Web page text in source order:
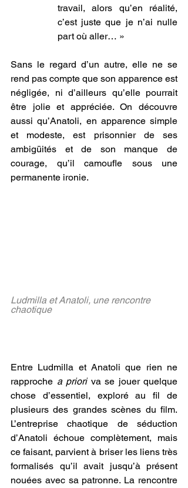
travail, alors qu’en réalité,
c’est juste que je n’ai nulle
part où aller… »
Sans le regard d’un autre, elle ne se
rend pas compte que son apparence est
négligée, ni d’ailleurs qu’elle pourrait
être jolie et appréciée. On découvre
aussi qu’Anatoli, en apparence simple
et modeste, est prisonnier de ses
ambigüités et de son manque de
courage, qu’il camoufle sous une
permanente ironie.
Ludmilla et Anatoli, une rencontre
chaotique
Entre Ludmilla et Anatoli que rien ne
rapproche a priori va se jouer quelque
chose d’essentiel, exploré au fil de
plusieurs des grandes scènes du film.
L’entreprise chaotique de séduction
d’Anatoli échoue complètement, mais
ce faisant, parvient à briser les liens très
formalisés qu’il avait jusqu’à présent
nouées avec sa patronne. La rencontre